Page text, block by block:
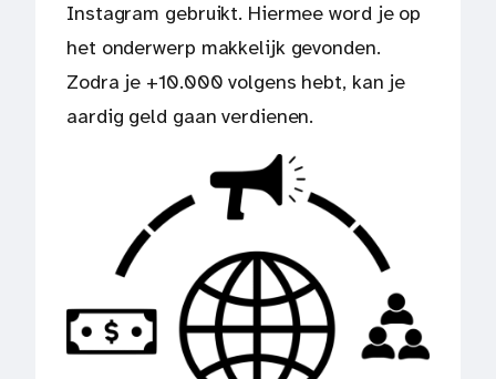
Instagram gebruikt. Hiermee word je op
het onderwerp makkelijk gevonden.
Zodra je +10.000 volgens hebt, kan je
aardig geld gaan verdienen.